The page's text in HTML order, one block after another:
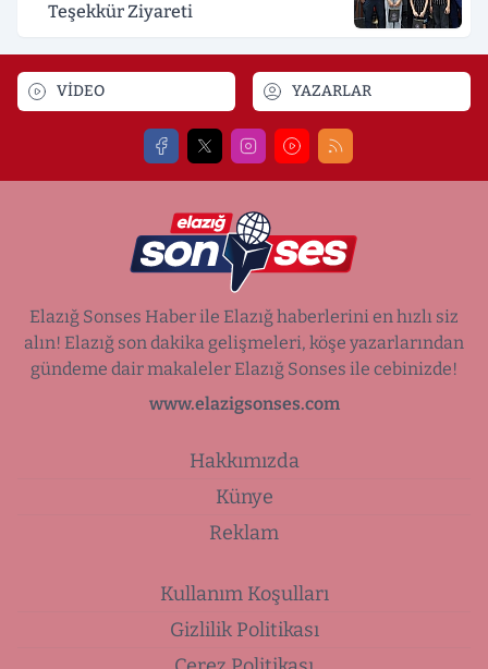
Teşekkür Ziyareti
VİDEO YAZARLAR
Elazığ Sonses Haber ile Elazığ haberlerini en hızlı siz
alın! Elazığ son dakika gelişmeleri, köşe yazarlarından
gündeme dair makaleler Elazığ Sonses ile cebinizde!
www.elazigsonses.com
Hakkımızda
Künye
Reklam
Kullanım Koşulları
Gizlilik Politikası